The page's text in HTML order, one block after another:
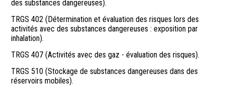
des substances dangereuses).
TRGS 402 (Détermination et évaluation des risques lors des
activités avec des substances dangereuses : exposition par
inhalation).
TRGS 407 (Activités avec des gaz - évaluation des risques).
TRGS 510 (Stockage de substances dangereuses dans des
réservoirs mobiles).